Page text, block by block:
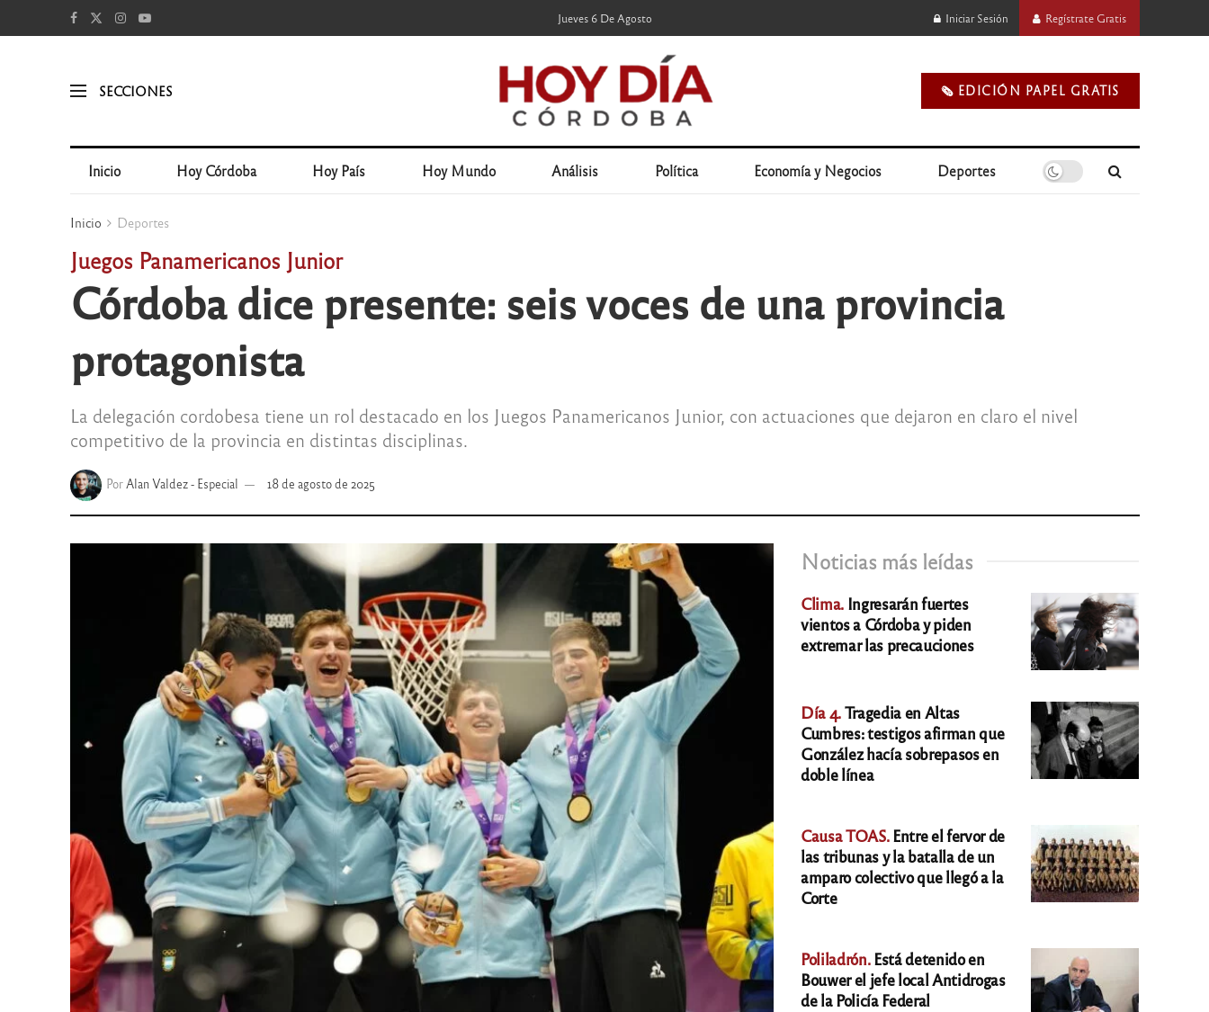
Jueves 6 De Agosto Iniciar Sesión Regístrate Gratis
SECCIONES 🗞️ EDICIÓN PAPEL GRATIS
Inicio Hoy Córdoba Hoy País Hoy Mundo Análisis Política Economía y Negocios Deportes
Inicio Deportes
Juegos Panamericanos Junior
Córdoba dice presente: seis voces de una provincia
protagonista
La delegación cordobesa tiene un rol destacado en los Juegos Panamericanos Junior, con actuaciones que dejaron en claro el nivel
competitivo de la provincia en distintas disciplinas.
Por Alan Valdez - Especial 18 de agosto de 2025
Noticias más leídas
Clima. Ingresarán fuertes
vientos a Córdoba y piden
extremar las precauciones
Día 4.Tragedia en Altas
Cumbres: testigos afirman que
González hacía sobrepasos en
doble línea
Causa TOAS.Entre el fervor de
las tribunas y la batalla de un
amparo colectivo que llegó a la
Corte
Poliladrón.Está detenido en
Bouwer el jefe local Antidrogas
de la Policía Federal